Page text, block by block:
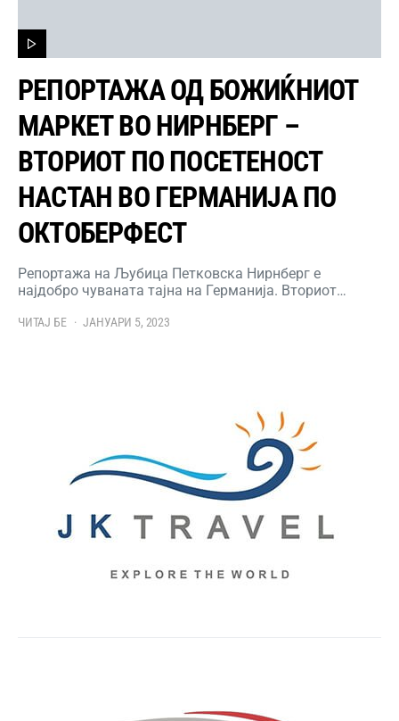
РЕПОРТАЖА ОД БОЖИЌНИОТ
МАРКЕТ ВО НИРНБЕРГ –
ВТОРИОТ ПО ПОСЕТЕНОСТ
НАСТАН ВО ГЕРМАНИЈА ПО
ОКТОБЕРФЕСТ
Репортажа на Љубица Петковска Нирнберг е
најдобро чуваната тајна на Германија. Вториот…
ЧИТАЈ БЕ ЈАНУАРИ 5, 2023